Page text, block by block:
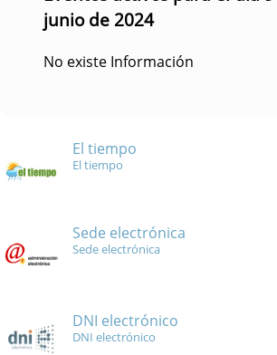
junio de 2024
No existe Información
El tiempo
El tiempo
Sede electrónica
Sede electrónica
DNI electrónico
DNI electrónico